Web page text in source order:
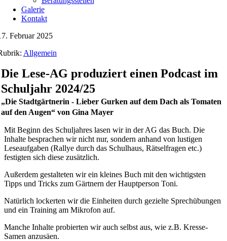
Galerie
Kontakt
Februar 2025
Allgemein
Die Lese-AG produziert einen Podcast im
Schuljahr 2024/25
„Die Stadtgärtnerin - Lieber Gurken auf dem Dach als Tomaten
auf den Augen“ von Gina Mayer
Mit Beginn des Schuljahres lasen wir in der AG das Buch. Die
Inhalte besprachen wir nicht nur, sondern anhand von lustigen
Leseaufgaben (Rallye durch das Schulhaus, Rätselfragen etc.)
festigten sich diese zusätzlich.
Außerdem gestalteten wir ein kleines Buch mit den wichtigsten
Tipps und Tricks zum Gärtnern der Hauptperson Toni.
Natürlich lockerten wir die Einheiten durch gezielte Sprechübungen
und ein Training am Mikrofon auf.
Manche Inhalte probierten wir auch selbst aus, wie z.B. Kresse-
Samen anzusäen.